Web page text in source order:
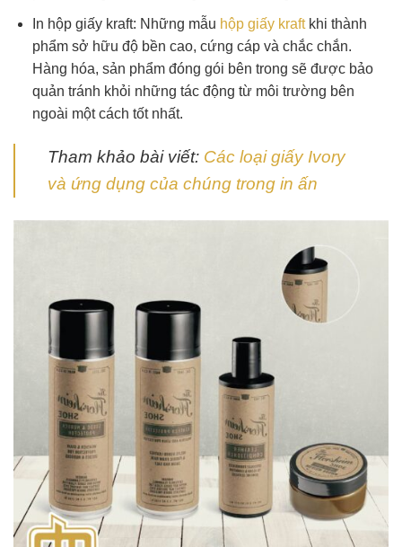
In hộp giấy kraft: Những mẫu hộp giấy kraftkhi thành
phẩm sở hữu độ bền cao, cứng cáp và chắc chắn.
Hàng hóa, sản phẩm đóng gói bên trong sẽ được bảo
quản tránh khỏi những tác động từ môi trường bên
ngoài một cách tốt nhất.
Tham khảo bài viết: Các loại giấy Ivory
và ứng dụng của chúng trong in ấn